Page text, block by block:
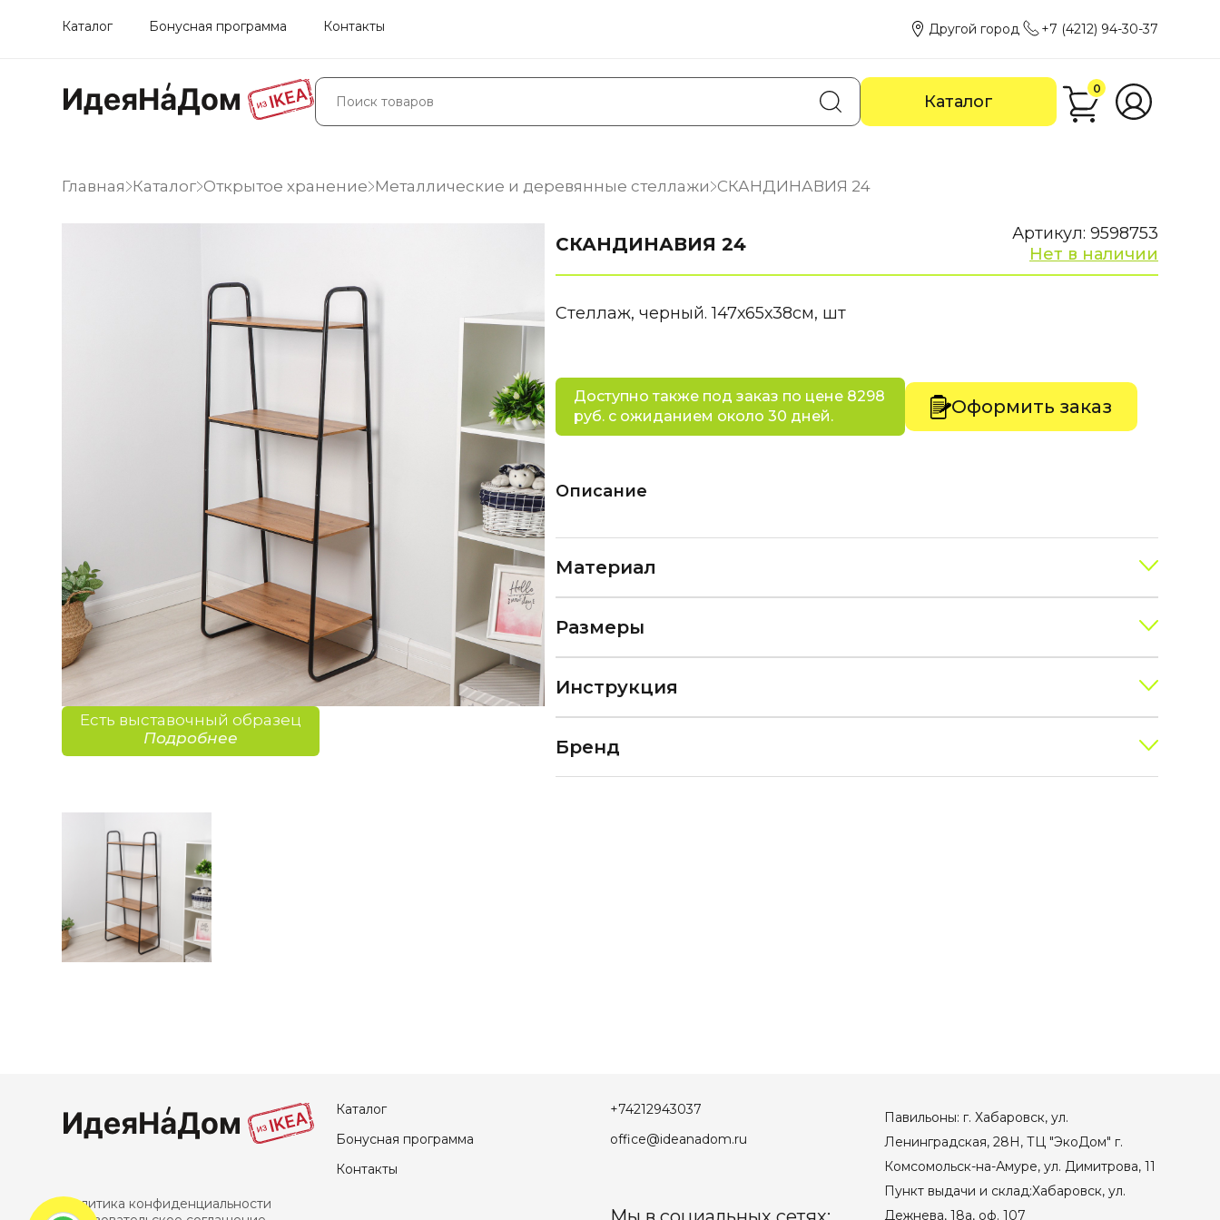
Каталог Бонусная программа Контакты Другой город +7 (4212) 94-30-37
Каталог
0
Главная Каталог Открытое хранение Металлические и деревянные стеллажи СКАНДИНАВИЯ 24
Есть выставочный образец
Подробнее
СКАНДИНАВИЯ 24
Артикул: 9598753
Нет в наличии
Стеллаж, черный. 147х65х38см, шт
Доступно также под заказ по цене 8298
руб. с ожиданием около 30 дней.
Оформить заказ
Описание
Материал
Размеры
Инструкция
Бренд
Политика конфиденциальности
Каталог
Бонусная программа
Контакты
+74212943037
office@ideanadom.ru
Павильоны: г. Хабаровск, ул.
Ленинградская, 28Н, ТЦ "ЭкоДом" г.
Комсомольск-на-Амуре, ул. Димитрова, 11
Пункт выдачи и склад:Хабаровск, ул.
Дежнева, 18а, оф. 107